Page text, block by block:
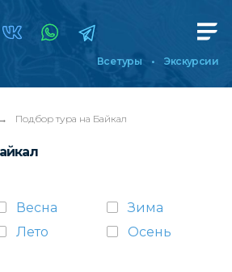
Все туры Экскурсии
→ Подбор тура на Байкал
Весна
Зима
Лето
Осень